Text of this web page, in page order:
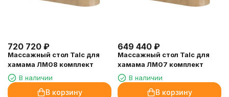
720 720 ₽
Массажный стол Talc для
хамама ЛМ08 комплект
В наличии
В корзину
649 440 ₽
Массажный стол Talc для
хамама ЛМ07 комплект
В наличии
В корзину